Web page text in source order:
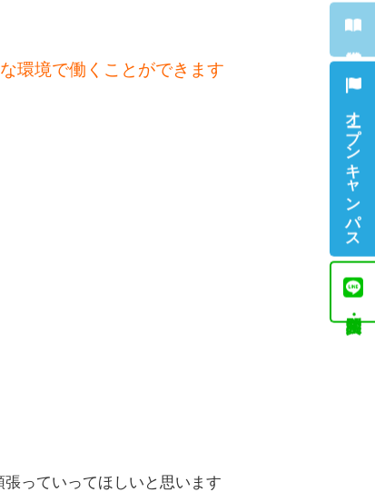
環境で働くことができます
っていってほしいと思います
オープンキャンパス